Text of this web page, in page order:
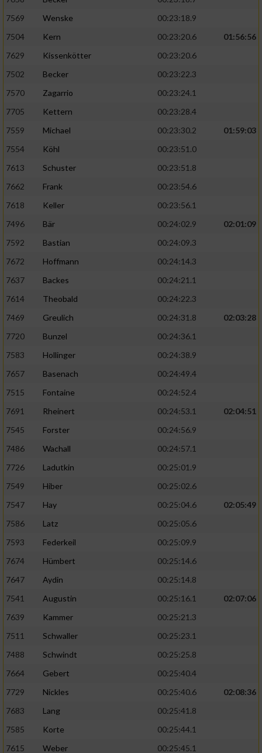
7569
Wenske
00:23:18.9
7504
Kern 00:23:20.6
01:56:56
7629
Kissenkötter
00:23:20.6
7502
Becker
00:23:22.3
7570
Zagarrio
00:23:24.1
7705
Kettern
00:23:28.4
7559
Michael 00:23:30.2
01:59:03
7554
Köhl
00:23:51.0
7613
Schuster
00:23:51.8
7662
Frank
00:23:54.6
7618
Keller
00:23:56.1
7496
Bär 00:24:02.9
02:01:09
7592
Bastian
00:24:09.3
7672
Hoffmann
00:24:14.3
7637
Backes
00:24:21.1
7614
Theobald
00:24:22.3
7469
Greulich 00:24:31.8
02:03:28
7720
Bunzel
00:24:36.1
7583
Hollinger
00:24:38.9
7657
Basenach
00:24:49.4
7515
Fontaine
00:24:52.4
7691
Rheinert 00:24:53.1
02:04:51
7545
Forster
00:24:56.9
7486
Wachall
00:24:57.1
7726
Ladutkin
00:25:01.9
7549
Hiber
00:25:02.6
7547
Hay 00:25:04.6
02:05:49
7586
Latz
00:25:05.6
7593
Federkeil
00:25:09.9
7674
Hümbert
00:25:14.6
7647
Aydin
00:25:14.8
7541
Augustin 00:25:16.1
02:07:06
7639
Kammer
00:25:21.3
7511
Schwaller
00:25:23.1
7488
Schwindt
00:25:25.8
7664
Gebert
00:25:40.4
7729
Nickles 00:25:40.6
02:08:36
7683
Lang
00:25:41.8
7585
Korte
00:25:44.1
7615
Weber
00:25:45.1